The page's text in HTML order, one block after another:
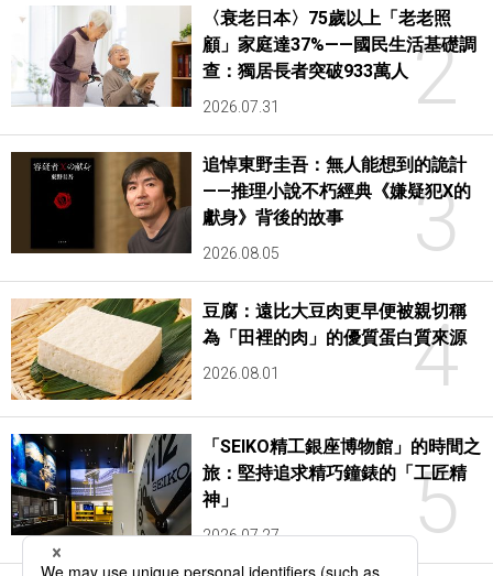
2
〈衰老日本〉75歲以上「老老照
顧」家庭達37%——國民生活基礎調
查：獨居長者突破933萬人
2026.07.31
3
追悼東野圭吾：無人能想到的詭計
——推理小說不朽經典《嫌疑犯X的
獻身》背後的故事
2026.08.05
4
豆腐：遠比大豆肉更早便被親切稱
為「田裡的肉」的優質蛋白質來源
2026.08.01
5
「SEIKO精工銀座博物館」的時間之
旅：堅持追求精巧鐘錶的「工匠精
神」
2026.07.27